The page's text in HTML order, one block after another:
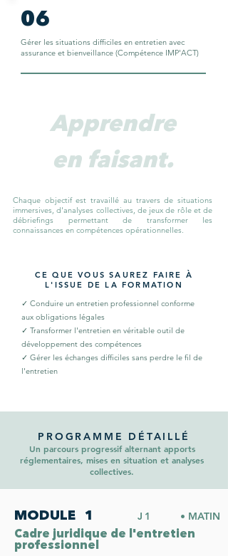
06
Gérer les situations difficiles en entretien avec
assurance et bienveillance (Compétence IMP'ACT)
Apprendre
en faisant.
Chaque objectif est travaillé au travers de situations
immersives, d'analyses collectives, de jeux de rôle et de
débriefings permettant de transformer les
connaissances en compétences opérationnelles.
CE QUE VOUS SAUREZ FAIRE À
L'ISSUE DE LA FORMATION
✓ Conduire un entretien professionnel conforme
aux obligations légales
✓ Transformer l'entretien en véritable outil de
développement des compétences
✓ Gérer les échanges difficiles sans perdre le fil de
l'entretien
PROGRAMME DÉTAILLÉ
Un parcours progressif alternant apports
réglementaires, mises en situation et analyses
collectives.
MODULE 1 J1 • MATIN
Cadre juridique de l'entretien
professionnel